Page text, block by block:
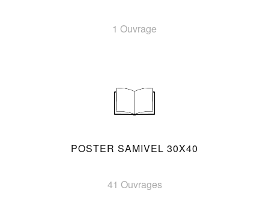
1 Ouvrage
POSTER SAMIVEL 30X40
41 Ouvrages